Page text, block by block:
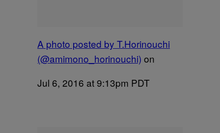
A photo posted by T.Horinouchi
(@amimono_horinouchi) on
Jul 6, 2016 at 9:13pm PDT